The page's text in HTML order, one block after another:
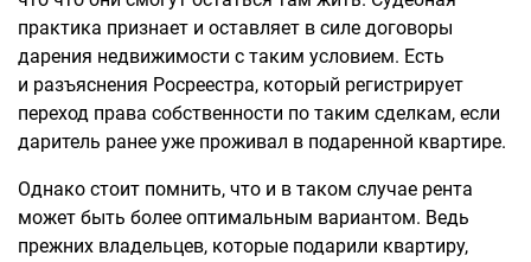
практика признает и оставляет в силе договоры
дарения недвижимости с таким условием. Есть
и разъяснения Росреестра, который регистрирует
переход права собственности по таким сделкам, если
даритель ранее уже проживал в подаренной квартире.
Однако стоит помнить, что и в таком случае рента
может быть более оптимальным вариантом. Ведь
прежних владельцев, которые подарили квартиру,